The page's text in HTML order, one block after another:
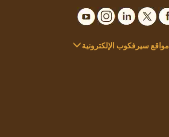
مواقع سيرفكوب الإلكترونية